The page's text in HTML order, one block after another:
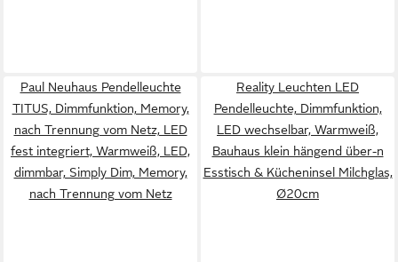
Paul Neuhaus Pendelleuchte
TITUS, Dimmfunktion, Memory,
nach Trennung vom Netz, LED
fest integriert, Warmweiß, LED,
dimmbar, Simply Dim, Memory,
nach Trennung vom Netz
Reality Leuchten LED
Pendelleuchte, Dimmfunktion,
LED wechselbar, Warmweiß,
Bauhaus klein hängend über-n
Esstisch & Kücheninsel Milchglas,
Ø20cm